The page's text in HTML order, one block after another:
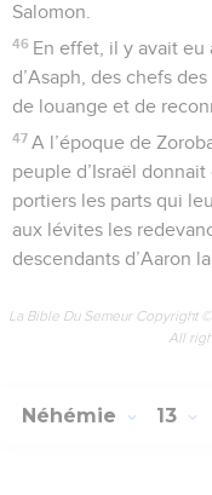
Salomon.
46 En effet, il y avait
d’Asaph, des chefs
de louange et de
47 A l’époque de
peuple d’Israël
portiers les parts qui
aux lévites les
descendants d’Aaron
La Bible Du Semeur Copyright
All
Néhémie 13